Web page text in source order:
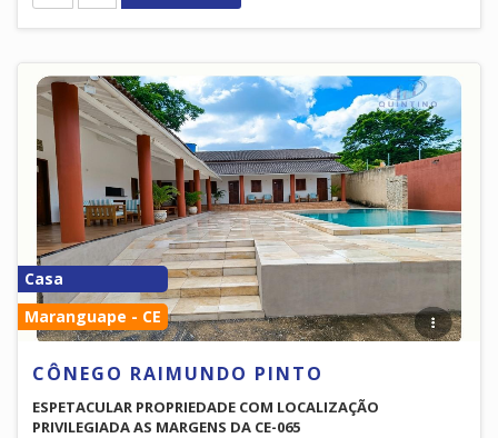
Casa
Maranguape - CE
CÔNEGO RAIMUNDO PINTO
ESPETACULAR PROPRIEDADE COM LOCALIZAÇÃO
PRIVILEGIADA AS MARGENS DA CE-065